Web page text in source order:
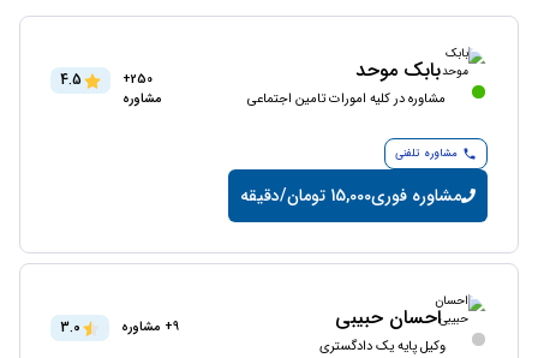
بابک موحد
مشاوره در کلیه امورات تامین اجتماعی
250+
مشاوره
4.5
مشاوره تلفنی
مشاوره فوری15,000 تومان/دقیقه
احسان حبیبی
وکیل پایه یک دادگستری
9+ مشاوره 3.0